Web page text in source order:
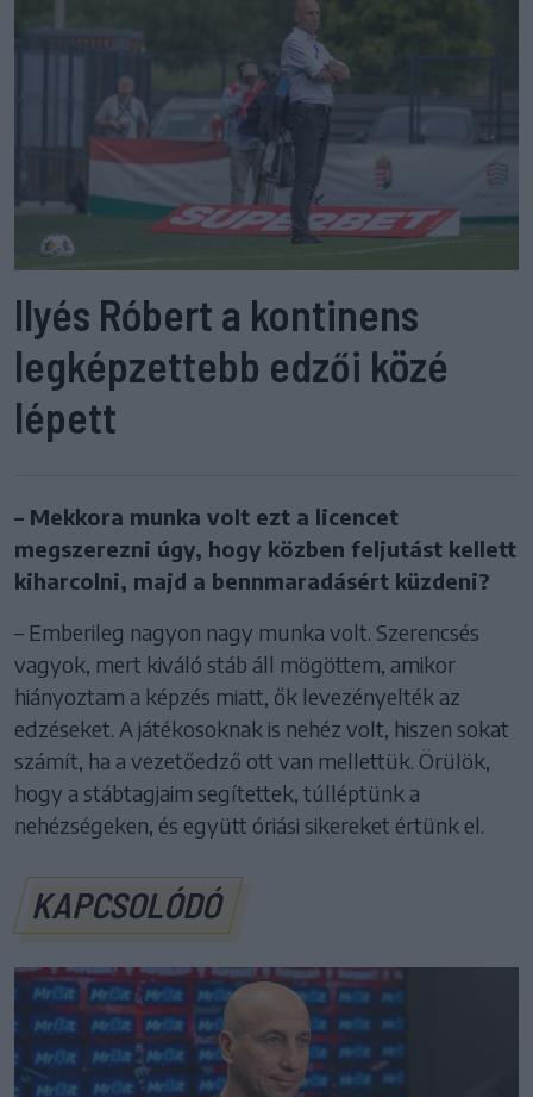
Ilyés Róbert a kontinens
legképzettebb edzői közé
lépett
– Mekkora munka volt ezt a licencet
megszerezni úgy, hogy közben feljutást kellett
kiharcolni, majd a bennmaradásért küzdeni?
– Emberileg nagyon nagy munka volt. Szerencsés
vagyok, mert kiváló stáb áll mögöttem, amikor
hiányoztam a képzés miatt, ők levezényelték az
edzéseket. A játékosoknak is nehéz volt, hiszen sokat
számít, ha a vezetőedző ott van mellettük. Örülök,
hogy a stábtagjaim segítettek, túlléptünk a
nehézségeken, és együtt óriási sikereket értünk el.
KAPCSOLÓDÓ